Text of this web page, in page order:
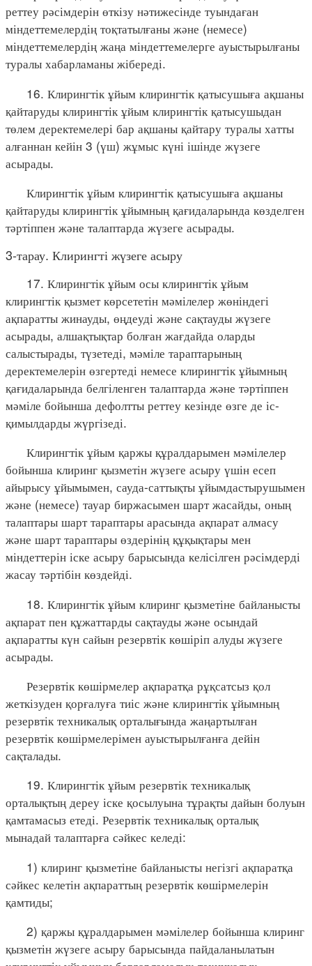
реттеу рәсімдерін өткізу нәтижесінде туындаған
міндеттемелердің тоқтатылғаны және (немесе)
міндеттемелердің жаңа міндеттемелерге ауыстырылғаны
туралы хабарламаны жібереді.
16. Клирингтік ұйым клирингтік қатысушыға ақшаны
қайтаруды клирингтік ұйым клирингтік қатысушыдан
төлем деректемелері бар ақшаны қайтару туралы хатты
алғаннан кейін 3 (үш) жұмыс күні ішінде жүзеге
асырады.
Клирингтік ұйым клирингтік қатысушыға ақшаны
қайтаруды клирингтік ұйымның қағидаларында көзделген
тәртіппен және талаптарда жүзеге асырады.
3-тарау. Клирингті жүзеге асыру
17. Клирингтік ұйым осы клирингтік ұйым
клирингтік қызмет көрсететін мәмілелер жөніндегі
ақпаратты жинауды, өңдеуді және сақтауды жүзеге
асырады, алшақтықтар болған жағдайда оларды
салыстырады, түзетеді, мәміле тараптарының
деректемелерін өзгертеді немесе клирингтік ұйымның
қағидаларында белгіленген талаптарда және тәртіппен
мәміле бойынша дефолтты реттеу кезінде өзге де іс-
қимылдарды жүргізеді.
Клирингтік ұйым қаржы құралдарымен мәмілелер
бойынша клиринг қызметін жүзеге асыру үшін есеп
айырысу ұйымымен, сауда-саттықты ұйымдастырушымен
және (немесе) тауар биржасымен шарт жасайды, оның
талаптары шарт тараптары арасында ақпарат алмасу
және шарт тараптары өздерінің құқықтары мен
міндеттерін іске асыру барысында келісілген рәсімдерді
жасау тәртібін көздейді.
18. Клирингтік ұйым клиринг қызметіне байланысты
ақпарат пен құжаттарды сақтауды және осындай
ақпаратты күн сайын резервтік көшіріп алуды жүзеге
асырады.
Резервтік көшірмелер ақпаратқа рұқсатсыз қол
жеткізуден қорғалуға тиіс және клирингтік ұйымның
резервтік техникалық орталығында жаңартылған
резервтік көшірмелерімен ауыстырылғанға дейін
сақталады.
19. Клирингтік ұйым резервтік техникалық
орталықтың дереу іске қосылуына тұрақты дайын болуын
қамтамасыз етеді. Резервтік техникалық орталық
мынадай талаптарға сәйкес келеді:
1) клиринг қызметіне байланысты негізгі ақпаратқа
сәйкес келетін ақпараттың резервтік көшірмелерін
қамтиды;
2) қаржы құралдарымен мәмілелер бойынша клиринг
қызметін жүзеге асыру барысында пайдаланылатын